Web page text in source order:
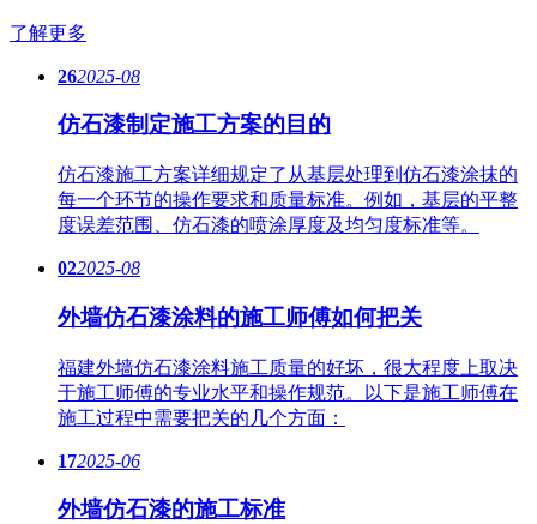
了解更多
262025-08
仿石漆制定施工方案的目的
仿石漆施工方案详细规定了从基层处理到仿石漆涂抹的
每一个环节的操作要求和质量标准。例如，基层的平整
度误差范围、仿石漆的喷涂厚度及均匀度标准等。
022025-08
外墙仿石漆涂料的施工师傅如何把关
福建外墙仿石漆涂料施工质量的好坏，很大程度上取决
于施工师傅的专业水平和操作规范。以下是施工师傅在
施工过程中需要把关的几个方面：
172025-06
外墙仿石漆的施工标准